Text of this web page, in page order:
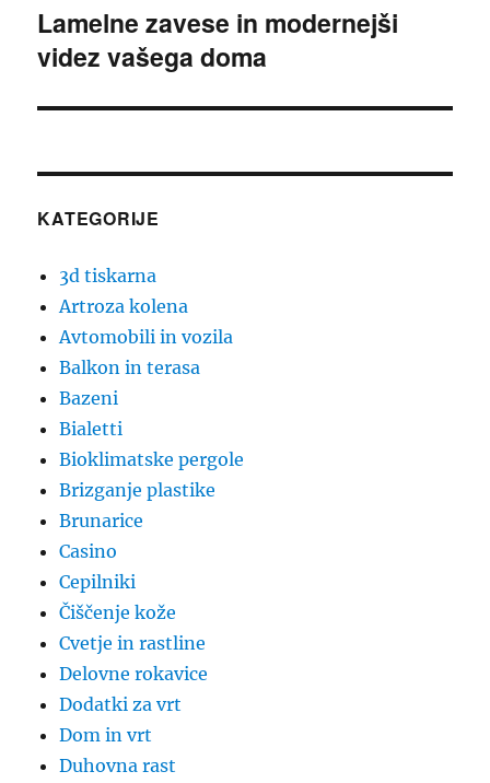
prispevka
Lamelne zavese in modernejši
videz vašega doma
KATEGORIJE
3d tiskarna
Artroza kolena
Avtomobili in vozila
Balkon in terasa
Bazeni
Bialetti
Bioklimatske pergole
Brizganje plastike
Brunarice
Casino
Cepilniki
Čiščenje kože
Cvetje in rastline
Delovne rokavice
Dodatki za vrt
Dom in vrt
Duhovna rast